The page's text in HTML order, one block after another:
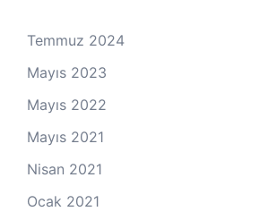
Temmuz 2024
Mayıs 2023
Mayıs 2022
Mayıs 2021
Nisan 2021
Ocak 2021